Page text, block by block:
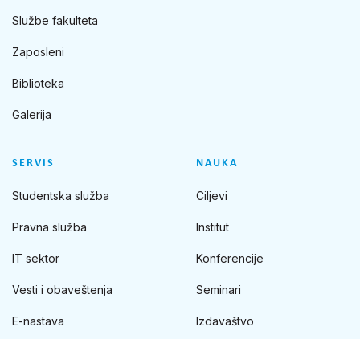
Službe fakulteta
Zaposleni
Biblioteka
Galerija
SERVIS
Studentska služba
Pravna služba
IT sektor
Vesti i obaveštenja
E-nastava
NAUKA
Ciljevi
Institut
Konferencije
Seminari
Izdavaštvo